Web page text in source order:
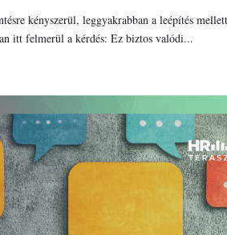
kényszerül, leggyakrabban a leépítés
itt felmerül a kérdés: Ez biztos valódi...